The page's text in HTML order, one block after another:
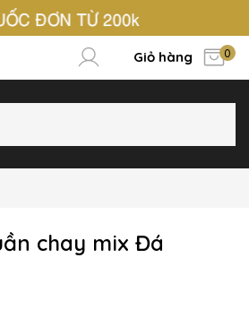
Giỏ hàng 0
chay mix Đá